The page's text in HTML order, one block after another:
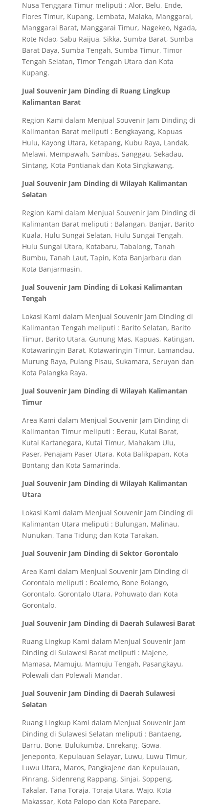
Nusa Tenggara Timur meliputi : Alor, Belu, Ende,
Flores Timur, Kupang, Lembata, Malaka, Manggarai,
Manggarai Barat, Manggarai Timur, Nagekeo, Ngada,
Rote Ndao, Sabu Raijua, Sikka, Sumba Barat, Sumba
Barat Daya, Sumba Tengah, Sumba Timur, Timor
Tengah Selatan, Timor Tengah Utara dan Kota
Kupang.
Jual Souvenir Jam Dinding di Ruang Lingkup
Kalimantan Barat
Region Kami dalam Menjual Souvenir Jam Dinding di
Kalimantan Barat meliputi : Bengkayang, Kapuas
Hulu, Kayong Utara, Ketapang, Kubu Raya, Landak,
Melawi, Mempawah, Sambas, Sanggau, Sekadau,
Sintang, Kota Pontianak dan Kota Singkawang.
Jual Souvenir Jam Dinding di Wilayah Kalimantan
Selatan
Region Kami dalam Menjual Souvenir Jam Dinding di
Kalimantan Barat meliputi : Balangan, Banjar, Barito
Kuala, Hulu Sungai Selatan, Hulu Sungai Tengah,
Hulu Sungai Utara, Kotabaru, Tabalong, Tanah
Bumbu, Tanah Laut, Tapin, Kota Banjarbaru dan
Kota Banjarmasin.
Jual Souvenir Jam Dinding di Lokasi Kalimantan
Tengah
Lokasi Kami dalam Menjual Souvenir Jam Dinding di
Kalimantan Tengah meliputi : Barito Selatan, Barito
Timur, Barito Utara, Gunung Mas, Kapuas, Katingan,
Kotawaringin Barat, Kotawaringin Timur, Lamandau,
Murung Raya, Pulang Pisau, Sukamara, Seruyan dan
Kota Palangka Raya.
Jual Souvenir Jam Dinding di Wilayah Kalimantan
Timur
Area Kami dalam Menjual Souvenir Jam Dinding di
Kalimantan Timur meliputi : Berau, Kutai Barat,
Kutai Kartanegara, Kutai Timur, Mahakam Ulu,
Paser, Penajam Paser Utara, Kota Balikpapan, Kota
Bontang dan Kota Samarinda.
Jual Souvenir Jam Dinding di Wilayah Kalimantan
Utara
Lokasi Kami dalam Menjual Souvenir Jam Dinding di
Kalimantan Utara meliputi : Bulungan, Malinau,
Nunukan, Tana Tidung dan Kota Tarakan.
Jual Souvenir Jam Dinding di Sektor Gorontalo
Area Kami dalam Menjual Souvenir Jam Dinding di
Gorontalo meliputi : Boalemo, Bone Bolango,
Gorontalo, Gorontalo Utara, Pohuwato dan Kota
Gorontalo.
Jual Souvenir Jam Dinding di Daerah Sulawesi Barat
Ruang Lingkup Kami dalam Menjual Souvenir Jam
Dinding di Sulawesi Barat meliputi : Majene,
Mamasa, Mamuju, Mamuju Tengah, Pasangkayu,
Polewali dan Polewali Mandar.
Jual Souvenir Jam Dinding di Daerah Sulawesi
Selatan
Ruang Lingkup Kami dalam Menjual Souvenir Jam
Dinding di Sulawesi Selatan meliputi : Bantaeng,
Barru, Bone, Bulukumba, Enrekang, Gowa,
Jeneponto, Kepulauan Selayar, Luwu, Luwu Timur,
Luwu Utara, Maros, Pangkajene dan Kepulauan,
Pinrang, Sidenreng Rappang, Sinjai, Soppeng,
Takalar, Tana Toraja, Toraja Utara, Wajo, Kota
Makassar, Kota Palopo dan Kota Parepare.